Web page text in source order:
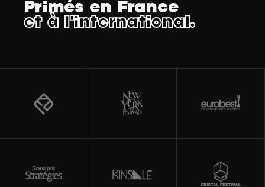
Primés en France
et à l'international.